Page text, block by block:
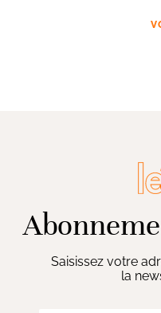
Saisissez votre
la